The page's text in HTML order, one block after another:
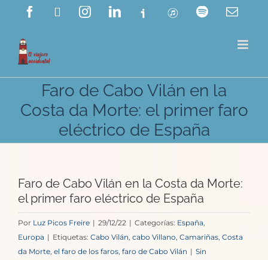
contenido
Facebook InstagramLinkedIn
Ivoox ITunes Spotify
Faro de Cabo Vilán en la
Costa da Morte: el primer faro
eléctrico de España
Faro de Cabo Vilán en la Costa da Morte:
el primer faro eléctrico de España
Por Luz Picos Freire | 29/12/22 | Categorías: España
Europa | Etiquetas: Cabo Vilán cabo Villano Camariñas Costa
da Morte el faro de los faros faro de Cabo Vilán | Sin